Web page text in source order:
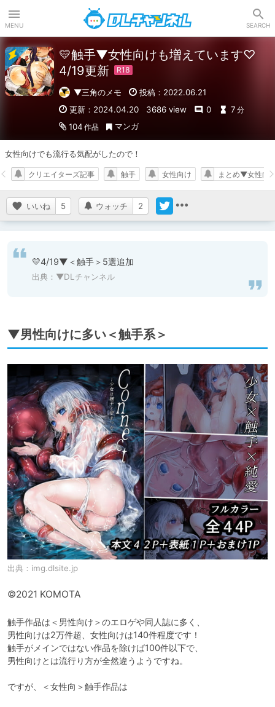
MENU SEARCH
💛触手▼女性向けも増えています♡
4/19更新
▼三角のメモ
投稿：2022.06.21
更新：2024.04.20
3686 view 0 7 分
104 作品 マンガ
女性向けでも流行る気配がしたので！
いいね 5 ウォッチ 2
クリエイターズ記事 触手 女性向け まとめ▼女性向
💛4/19▼＜触手＞5選追加
出典： ▼DLチャンネル
▼男性向けに多い＜触手系＞
出典： img.dlsite.jp
©2021 KOMOTA
触手作品は＜男性向け＞のエロゲや同人誌に多く、
男性向けは2万件超、女性向けは140件程度です！
触手がメインではない作品を除けば100件以下で、
男性向けとは流行り方が全然違うようですね。
ですが、＜女性向＞触手作品は